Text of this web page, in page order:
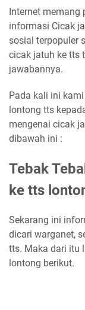
Internet memang
informasi Cicak
sosial terpopuler
cicak jatuh ke tts
jawabannya.
Pada kali ini
lontong tts
mengenai cicak
dibawah ini :
Tebak
ke tts
Sekarang ini
dicari warganet,
tts. Maka dari itu
lontong berikut.